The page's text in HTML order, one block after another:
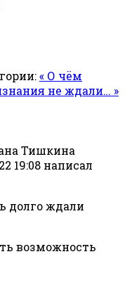
« О чём
не ждали… »
19:08 написал
долго ждали
возможность